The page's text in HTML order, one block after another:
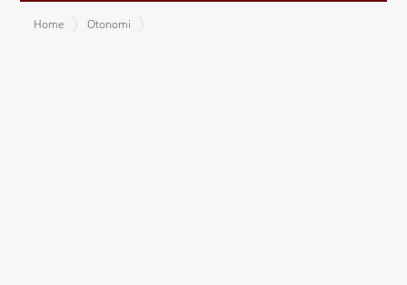
Home
Otonomi